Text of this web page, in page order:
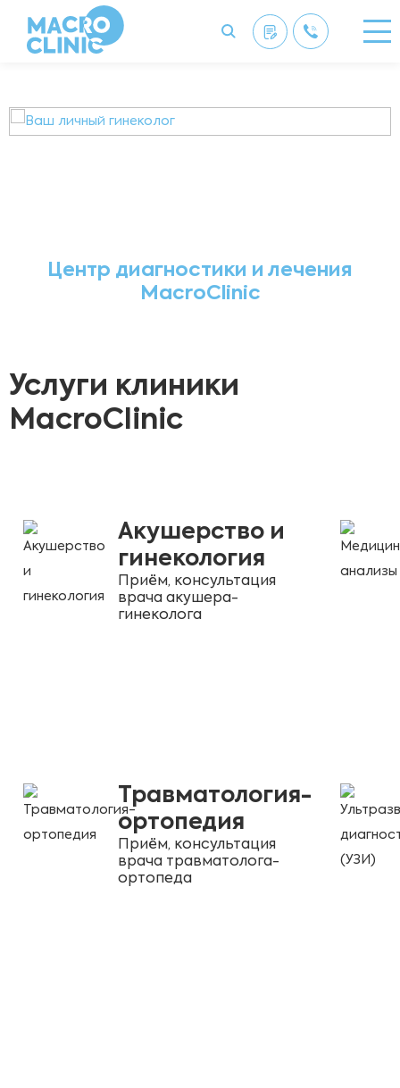
Центр диагностики и лечения
MacroClinic
Услуги клиники
MacroClinic
Акушерство и
гинекология
Приём, консультация
врача акушера-
гинеколога
Травматология-
ортопедия
Приём, консультация
врача травматолога-
ортопеда